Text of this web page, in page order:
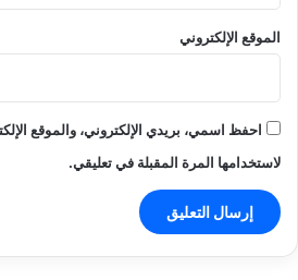
الموقع الإلكتروني
احفظ اسمي، بريدي الإلكتروني، والموقع
لاستخدامها المرة المقبلة في تعليقي.